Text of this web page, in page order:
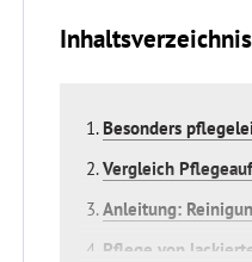
Inhaltsverzeichnis
Besonders
Vergleich
Anleitung:
Pflege von